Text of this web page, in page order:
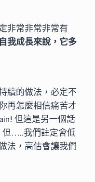
非常非常非常有
我成長來說，它多
續的做法，必定不
再怎麼相信痛苦才
但這是另一個話
但…..我們註定會低
法，高估會讓我們